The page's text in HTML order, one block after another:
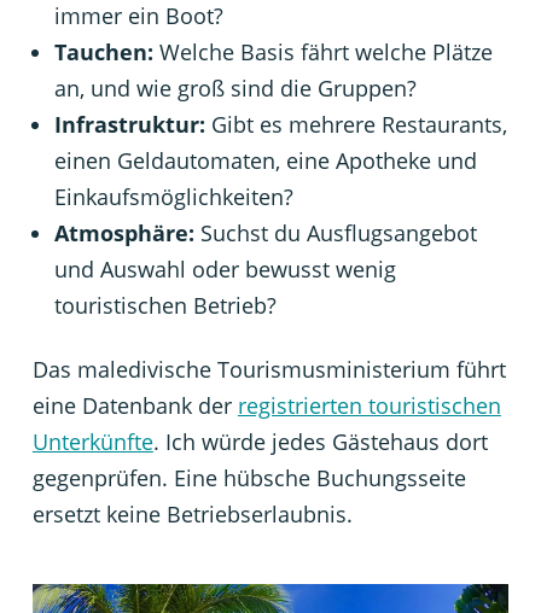
immer ein Boot?
Tauchen: Welche Basis fährt welche Plätze
an, und wie groß sind die Gruppen?
Infrastruktur: Gibt es mehrere Restaurants,
einen Geldautomaten, eine Apotheke und
Einkaufsmöglichkeiten?
Atmosphäre: Suchst du Ausflugsangebot
und Auswahl oder bewusst wenig
touristischen Betrieb?
Das maledivische Tourismusministerium führt
eine Datenbank der registrierten touristischen
Unterkünfte. Ich würde jedes Gästehaus dort
gegenprüfen. Eine hübsche Buchungsseite
ersetzt keine Betriebserlaubnis.